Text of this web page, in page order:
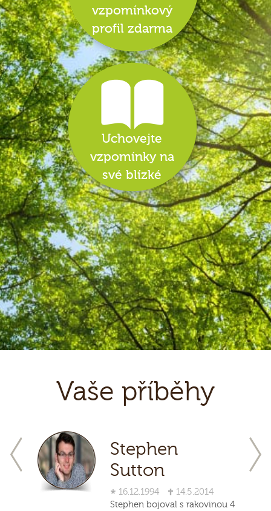
vzpomínkový
profil zdarma
Uchovejte
vzpomínky na
své blízké
Vaše příběhy
Stephen
Sutton
16.12.1994
14.5.2014
Stephen bojoval s rakovinou 4